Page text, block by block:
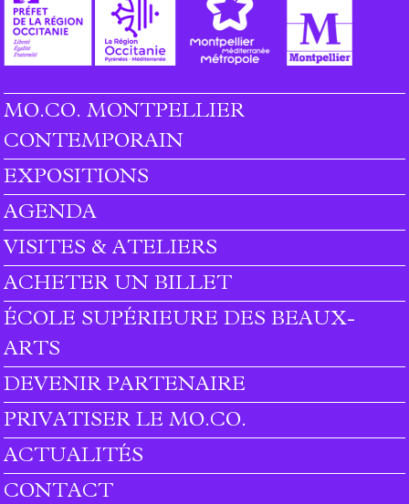
Footer menu
MO.CO. MONTPELLIER
CONTEMPORAIN
EXPOSITIONS
AGENDA
VISITES & ATELIERS
ACHETER UN BILLET
ÉCOLE SUPÉRIEURE DES BEAUX-
ARTS
DEVENIR PARTENAIRE
PRIVATISER LE MO.CO.
ACTUALITÉS
CONTACT